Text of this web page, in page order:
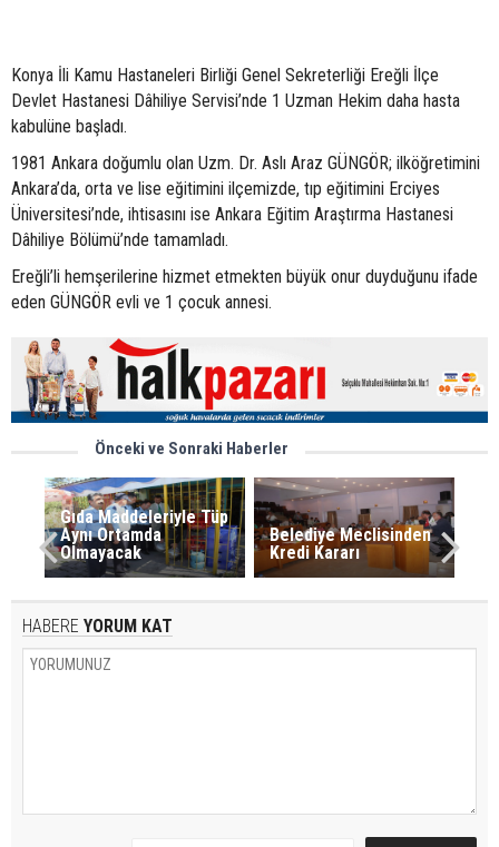
Konya İli Kamu Hastaneleri Birliği Genel Sekreterliği Ereğli İlçe
Devlet Hastanesi Dâhiliye Servisi’nde 1 Uzman Hekim daha hasta
kabulüne başladı.
1981 Ankara doğumlu olan Uzm. Dr. Aslı Araz GÜNGÖR; ilköğretimini
Ankara’da, orta ve lise eğitimini ilçemizde, tıp eğitimini Erciyes
Üniversitesi’nde, ihtisasını ise Ankara Eğitim Araştırma Hastanesi
Dâhiliye Bölümü’nde tamamladı.
Ereğli’li hemşerilerine hizmet etmekten büyük onur duyduğunu ifade
eden GÜNGÖR evli ve 1 çocuk annesi.
Önceki ve Sonraki Haberler
Gıda Maddeleriyle Tüp
Aynı Ortamda
Olmayacak
Belediye Meclisinden
Kredi Kararı
HABERE YORUM KAT